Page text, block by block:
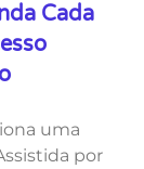
Cada
uma
por